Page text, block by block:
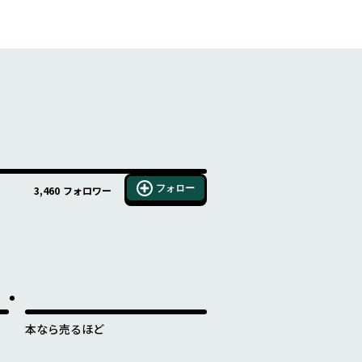
3,460 フォロワー フォロー
本なら売るほど